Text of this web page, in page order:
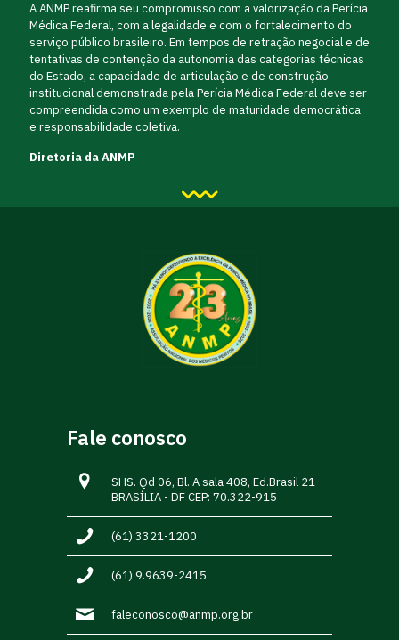
A ANMP reafirma seu compromisso com a valorização da Perícia
Médica Federal, com a legalidade e com o fortalecimento do
serviço público brasileiro. Em tempos de retração negocial e de
tentativas de contenção da autonomia das categorias técnicas
do Estado, a capacidade de articulação e de construção
institucional demonstrada pela Perícia Médica Federal deve ser
compreendida como um exemplo de maturidade democrática
e responsabilidade coletiva.
Diretoria da ANMP
Fale conosco
SHS. Qd 06, Bl. A sala 408, Ed.Brasil 21
BRASÍLIA - DF CEP: 70.322-915
(61) 3321-1200
(61) 9.9639-2415
faleconosco@anmp.org.br